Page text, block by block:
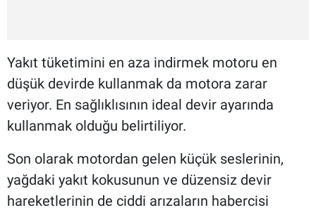
Yakıt tüketimini en aza indirmek motoru en
düşük devirde kullanmak da motora zarar
veriyor. En sağlıklısının ideal devir ayarında
kullanmak olduğu belirtiliyor.
Son olarak motordan gelen küçük seslerinin,
yağdaki yakıt kokusunun ve düzensiz devir
hareketlerinin de ciddi arızaların habercisi